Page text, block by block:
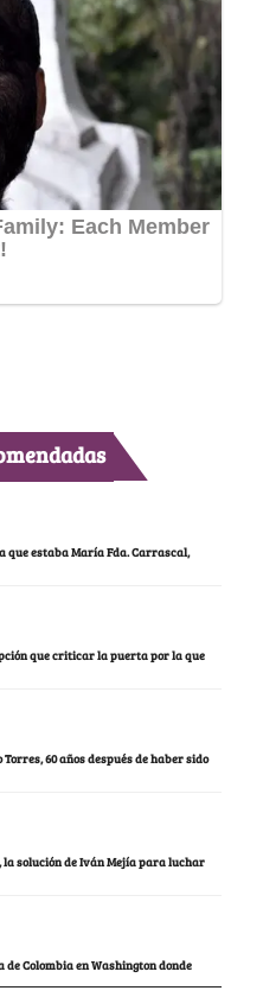
que estaba María Fda. Carrascal,
que criticar la puerta por la que
60 años después de haber sido
solución de Iván Mejía para luchar
de Colombia en Washington donde